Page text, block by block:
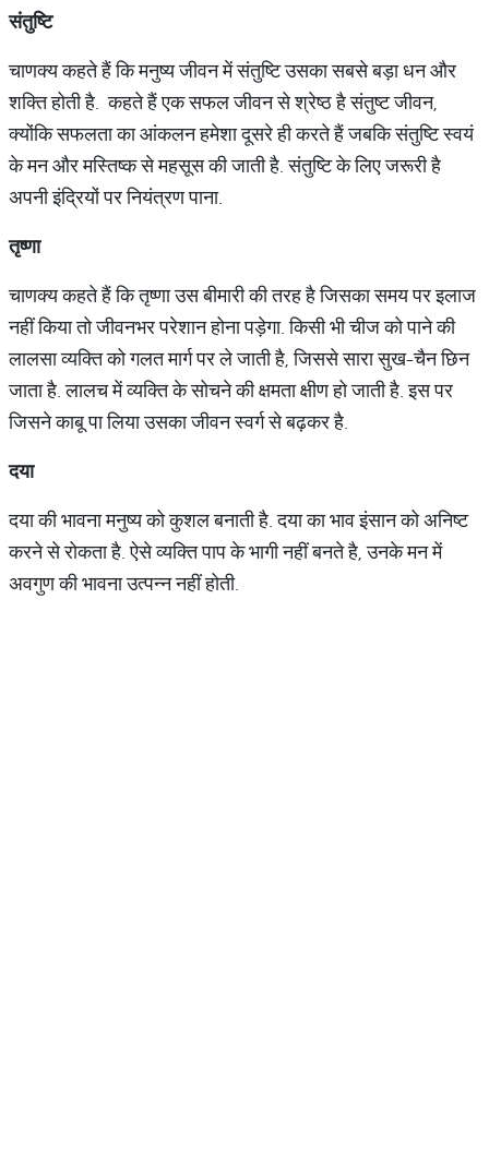
संतुष्टि
चाणक्य कहते हैं कि मनुष्य जीवन में संतुष्टि उसका सबसे बड़ा धन और
शक्ति होती है. कहते हैं एक सफल जीवन से श्रेष्ठ है संतुष्ट जीवन,
क्योंकि सफलता का आंकलन हमेशा दूसरे ही करते हैं जबकि संतुष्टि स्वयं
के मन और मस्तिष्क से महसूस की जाती है. संतुष्टि के लिए जरूरी है
अपनी इंद्रियों पर नियंत्रण पाना.
तृष्णा
चाणक्य कहते हैं कि तृष्णा उस बीमारी की तरह है जिसका समय पर इलाज
नहीं किया तो जीवनभर परेशान होना पड़ेगा. किसी भी चीज को पाने की
लालसा व्यक्ति को गलत मार्ग पर ले जाती है, जिससे सारा सुख-चैन छिन
जाता है. लालच में व्यक्ति के सोचने की क्षमता क्षीण हो जाती है. इस पर
जिसने काबू पा लिया उसका जीवन स्वर्ग से बढ़कर है.
दया
दया की भावना मनुष्य को कुशल बनाती है. दया का भाव इंसान को अनिष्ट
करने से रोकता है. ऐसे व्यक्ति पाप के भागी नहीं बनते है, उनके मन में
अवगुण की भावना उत्पन्न नहीं होती.